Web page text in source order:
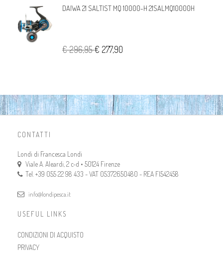
DAIWA 21 SALTIST MQ 10000-H 21SALMQ10000H
€ 296,95€ 277,90
CONTATTI
Londi di Francesca Londi
Viale A. Aleardi, 2 c-d • 50124 Firenze
Tel. +39 055 22 98 433 - VAT 05372650480 - REA FI542458
info@londipesca.it
USEFUL LINKS
CONDIZIONI DI ACQUISTO
PRIVACY